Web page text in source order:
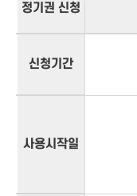
정기권 신청
신청기간
사용시작일